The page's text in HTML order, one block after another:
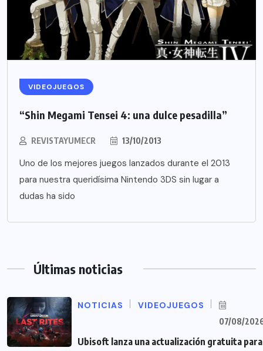
VIDEOJUEGOS
“Shin Megami Tensei 4: una dulce pesadilla”
REVISTAYUMECR 13/10/2013
Uno de los mejores juegos lanzados durante el 2013
para nuestra queridísima Nintendo 3DS sin lugar a
dudas ha sido
Últimas noticias
NOTICIAS VIDEOJUEGOS
07/08/
Ubisoft lanza una actualización gratuita para